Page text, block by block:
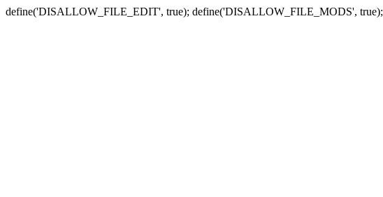
define('DISALLOW_FILE_EDIT', true); define('DISALLOW_FILE_MODS', true);